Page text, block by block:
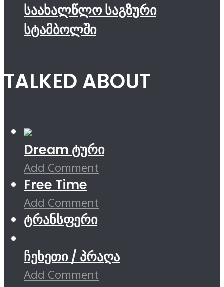
საახალწლო საგზური
სტამბოლში
TALKED ABOUT
Dream ტური
Add Comment
Free Time
Add Comment
ტრანსფერი
ჩეხეთი / პრაღა
Add Comment